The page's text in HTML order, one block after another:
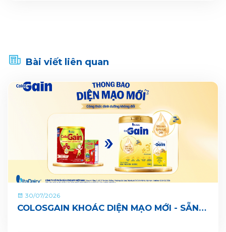
Bài viết liên quan
30/07/2026
COLOSGAIN KHOÁC DIỆN MẠO MỚI - SẴN